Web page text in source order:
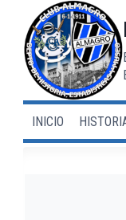
contenido
INICIO